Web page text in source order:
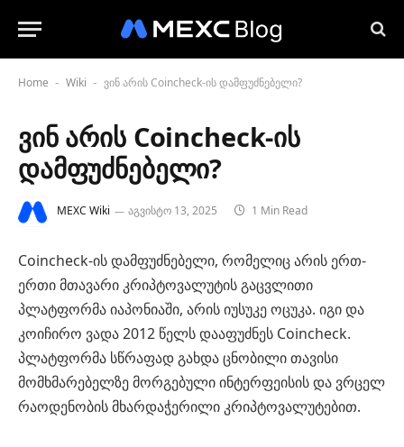
Home - Wiki - ვინ არის Coincheck-ის დამფუძნებელი?
ვინ არის Coincheck-ის
დამფუძნებელი?
MEXC Wiki აგვისტო 13, 2025 1 Min Read
Coincheck-ის დამფუძნებელი, რომელიც არის ერთ-
ერთი მთავარი კრიპტოვალუტის გაცვლითი
პლატფორმა იაპონიაში, არის იუსუკე ოცუკა. იგი და
კოიჩირო ვადა 2012 წელს დააფუძნეს Coincheck.
პლატფორმა სწრაფად გახდა ცნობილი თავისი
მომხმარებელზე მორგებული ინტერფეისის და ვრცელ
რაოდენობის მხარდაჭერილი კრიპტოვალუტებით.